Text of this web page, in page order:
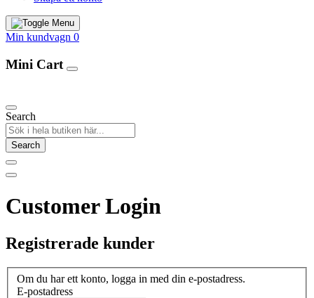
Min kundvagn 0
Mini Cart
Search
Search
Customer Login
Registrerade kunder
Om du har ett konto, logga in med din e-postadress.
E-postadress